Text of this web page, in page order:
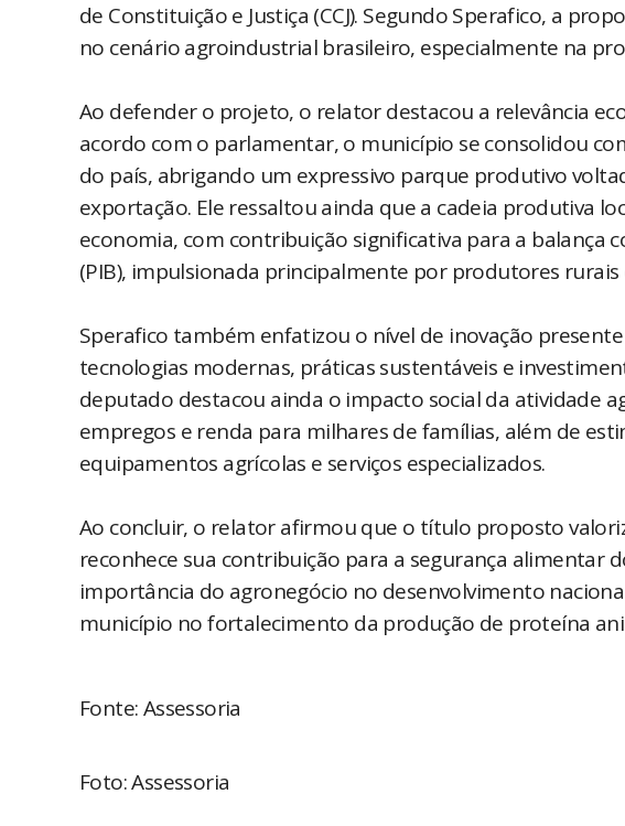
de Constituição e Justiça (CCJ). Segundo Sperafico, a
no cenário agroindustrial brasileiro, especialmente na
Ao defender o projeto, o relator destacou a relevância
acordo com o parlamentar, o município se consolidou
do país, abrigando um expressivo parque produtivo
exportação. Ele ressaltou ainda que a cadeia produtiva
economia, com contribuição significativa para a balança
(PIB), impulsionada principalmente por produtores
Sperafico também enfatizou o nível de inovação
tecnologias modernas, práticas sustentáveis e
deputado destacou ainda o impacto social da atividade
empregos e renda para milhares de famílias, além de
equipamentos agrícolas e serviços especializados.
Ao concluir, o relator afirmou que o título proposto
reconhece sua contribuição para a segurança alimentar
importância do agronegócio no desenvolvimento
município no fortalecimento da produção de proteína
Fonte: Assessoria
Foto: Assessoria